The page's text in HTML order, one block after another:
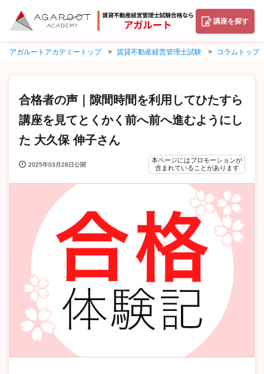
講座を探す
アガルートアカデミートップ 賃貸不動産経営管理士試験 コラムトップ
合格者の声｜隙間時間を利用してひたすら
講座を見てとくかく前へ前へ進むようにし
た 大久保 伸子さん
2025年03月28日公開
本ページにはプロモーションが
含まれていることがあります